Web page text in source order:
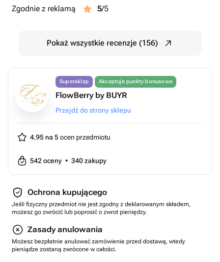
Zgodnie z reklamą
5/5
Pokaż wszystkie recenzje (156)
Supersklep Akceptuje punkty bonusowe
FlowBerry by BUYR
Przejdź do strony sklepu
4.95 na 5ocen przedmiotu
542oceny • 340zakupy
Ochrona kupującego
Jeśli fizyczny przedmiot nie jest zgodny z deklarowanym składem,
możesz go zwrócić lub poprosić o zwrot pieniędzy.
Zasady anulowania
Możesz bezpłatnie anulować zamówienie przed dostawą, wtedy
pieniądze zostaną zwrócone w całości.